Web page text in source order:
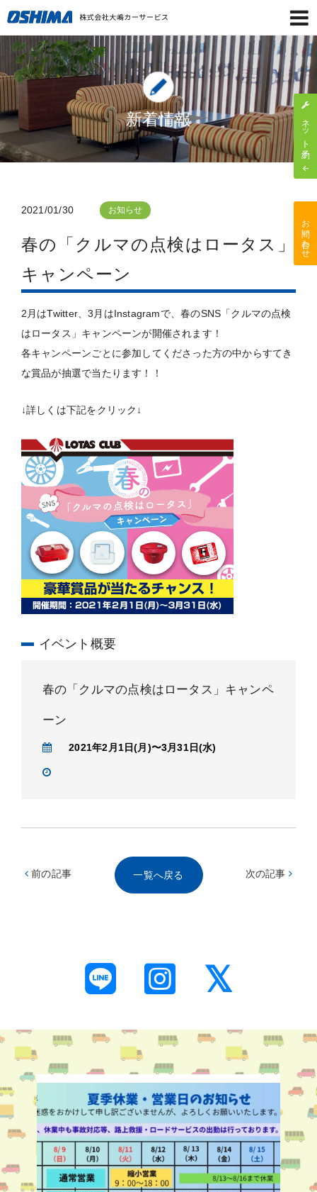
新着情報
2021/01/30 お知らせ
春の「クルマの点検はロータス」
キャンペーン
2月はTwitter、3月はInstagramで、春のSNS「クルマの点検
はロータス」キャンペーンが開催されます！
各キャンペーンごとに参加してくださった方の中からすてき
な賞品が抽選で当たります！！
↓詳しくは下記をクリック↓
イベント概要
春の「クルマの点検はロータス」キャンペ
ーン
2021年2月1日(月)〜3月31日(水)
一覧へ戻る
前の記事 次の記事
ネット予約
お問い合わせ